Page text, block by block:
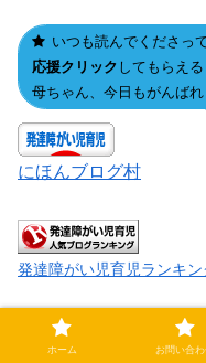
いつも読んでくださっ
応援クリック してもらえ
母ちゃん、今日もがんばれ
にほんブログ村
発達障がい児育児ランキン
ホーム お問い合